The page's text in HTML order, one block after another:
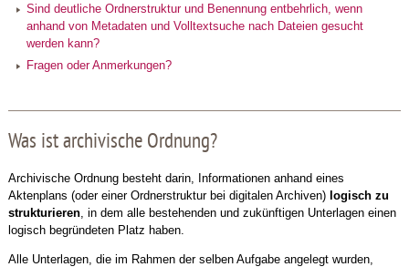
Sind deutliche Ordnerstruktur und Benennung entbehrlich, wenn
anhand von Metadaten und Volltextsuche nach Dateien gesucht
werden kann?
Fragen oder Anmerkungen?
Was ist archivische Ordnung?
Archivische Ordnung besteht darin, Informationen anhand eines
Aktenplans (oder einer Ordnerstruktur bei digitalen Archiven) logisch zu
strukturieren, in dem alle bestehenden und zukünftigen Unterlagen einen
logisch begründeten Platz haben.
Alle Unterlagen, die im Rahmen der selben Aufgabe angelegt wurden,